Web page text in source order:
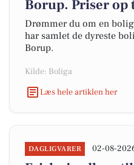
Borup. Priser op
Drømmer du om en
har samlet de dyreste
Borup.
Kilde: Boliga
Læs hele artiklen her
DAGLIGVARER 02-08-